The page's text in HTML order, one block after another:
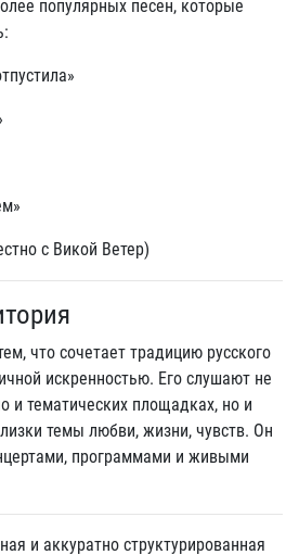
популярных песен, которые
с Викой Ветер)
что сочетает традицию русского
искренностью. Его слушают не
и тематических площадках, но и
темы любви, жизни, чувств. Он
программами и живыми
и аккуратно структурированная